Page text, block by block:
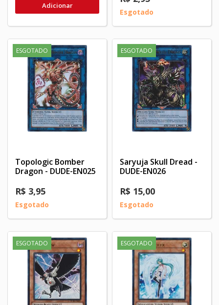
Adicionar
Esgotado
ESGOTADO
Topologic Bomber
Dragon - DUDE-EN025
R$ 3,95
Esgotado
ESGOTADO
Saryuja Skull Dread -
DUDE-EN026
R$ 15,00
Esgotado
ESGOTADO ESGOTADO